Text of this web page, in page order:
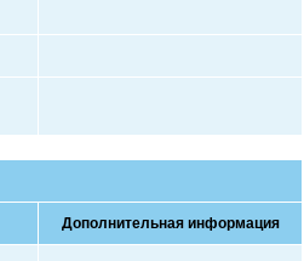
Дополнительная информация